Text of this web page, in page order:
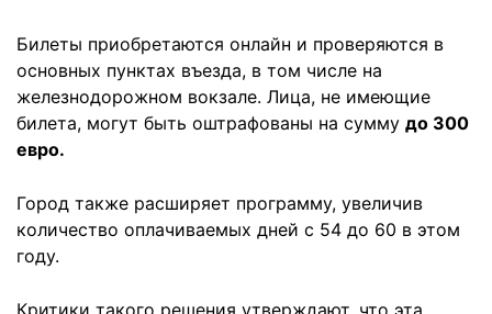
Билеты приобретаются онлайн и проверяются в
основных пунктах въезда, в том числе на
железнодорожном вокзале. Лица, не имеющие
билета, могут быть оштрафованы на сумму до 300
евро.
Город также расширяет программу, увеличив
количество оплачиваемых дней с 54 до 60 в этом
году.